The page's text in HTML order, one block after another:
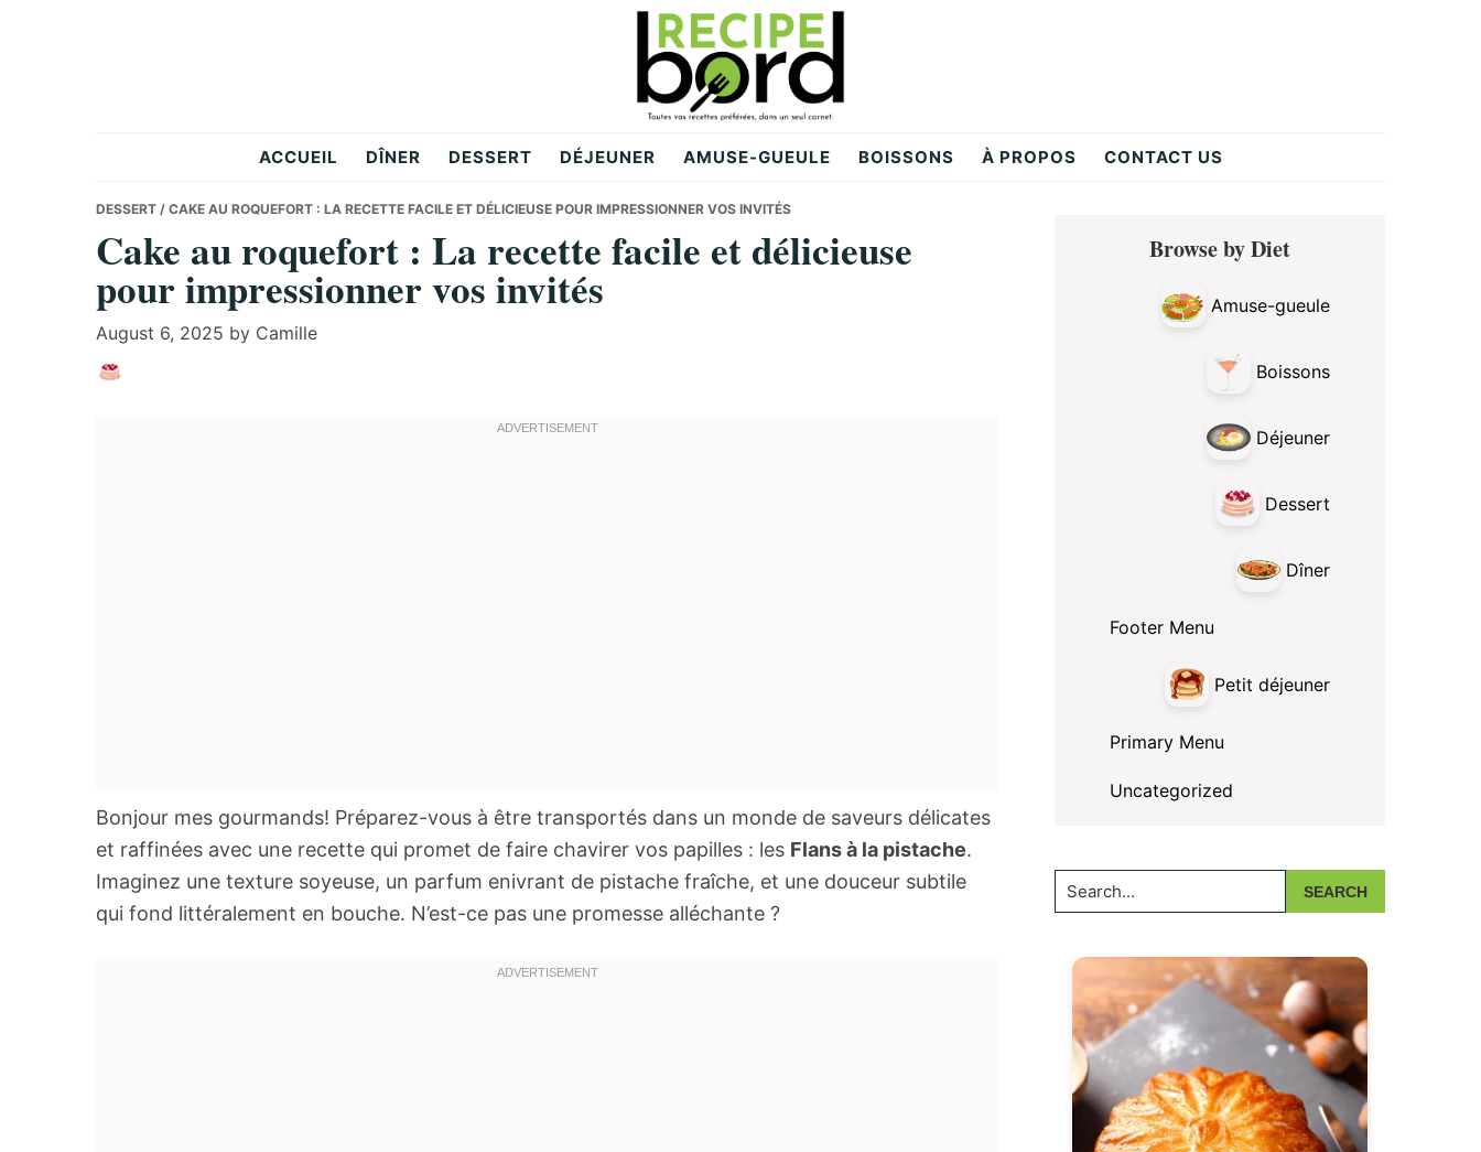
Carnet
Gourmand
ACCUEIL DÎNER DESSERT DÉJEUNER AMUSE-GUEULE BOISSONS À PROPOS CONTACT US
DESSERT / CAKE AU ROQUEFORT : LA RECETTE FACILE ET DÉLICIEUSE POUR IMPRESSIONNER VOS INVITÉS
Cake au roquefort : La recette facile et délicieuse
pour impressionner vos invités
August 6, 2025 by Camille
Bonjour mes gourmands! Préparez-vous à être transportés dans un monde de saveurs délicates
et raffinées avec une recette qui promet de faire chavirer vos papilles : les Flans à la pistache.
Imaginez une texture soyeuse, un parfum enivrant de pistache fraîche, et une douceur subtile
qui fond littéralement en bouche. N’est-ce pas une promesse alléchante ?
Primary
SidebarBrowse by Diet
Amuse-gueule
Boissons
Déjeuner
Dessert
Dîner
Footer Menu
Petit déjeuner
Primary Menu
Uncategorized
Search...